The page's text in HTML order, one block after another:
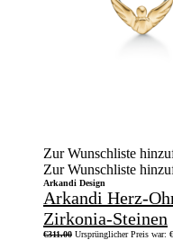
Zur Wunschliste
Zur Wunschliste
Arkandi Design
Arkandi Herz-
Zirkonia-Steinen
€311.00 Ursprünglicher Preis war: